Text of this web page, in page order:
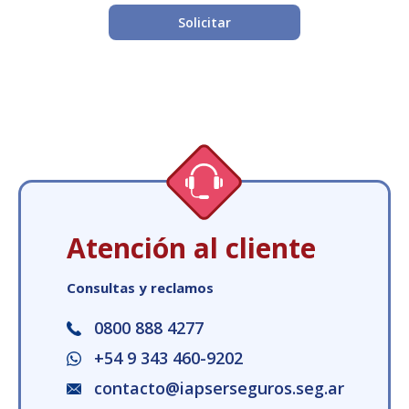
Solicitar
Atención al cliente
Consultas y reclamos
0800 888 4277
+54 9 343 460-9202
contacto@iapserseguros.seg.ar